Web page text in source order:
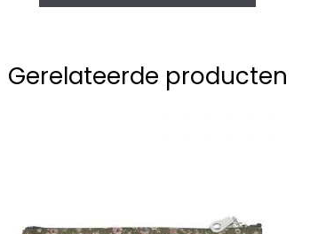
Gerelateerde producten